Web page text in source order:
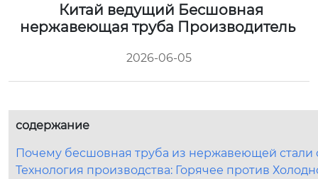
Китай ведущий Бесшовная
нержавеющая труба Производитель
2026-06-05
содержание
Почему бесшовная труба из нержавеющей
Технология производства: Горячее против